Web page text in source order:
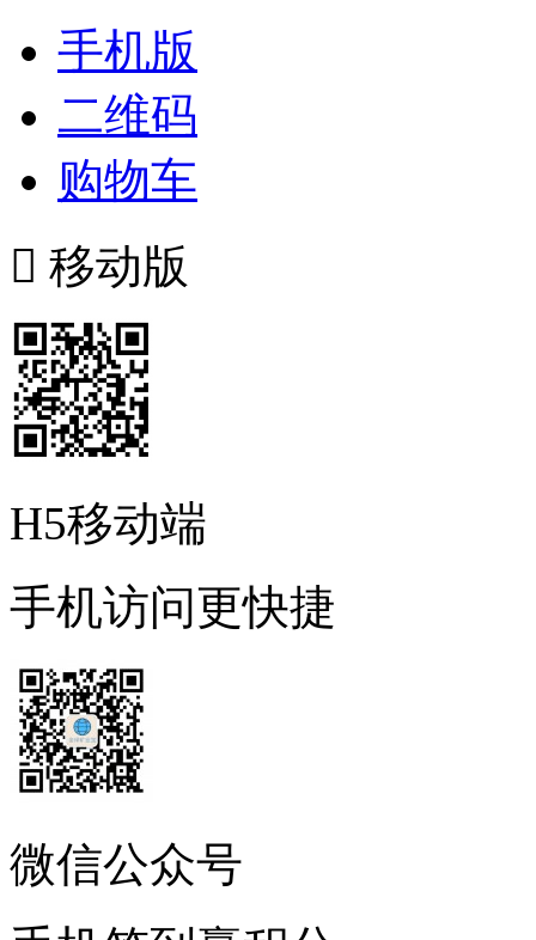
手机版
二维码
购物车
 移动版
H5移动端
手机访问更快捷
微信公众号